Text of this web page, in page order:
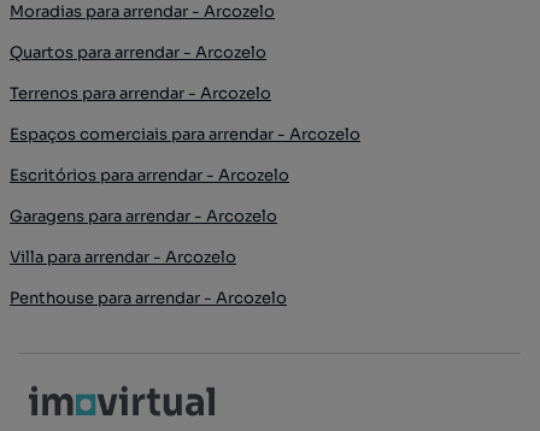
Moradias para arrendar - Arcozelo
Quartos para arrendar - Arcozelo
Terrenos para arrendar - Arcozelo
Espaços comerciais para arrendar - Arcozelo
Escritórios para arrendar - Arcozelo
Garagens para arrendar - Arcozelo
Villa para arrendar - Arcozelo
Penthouse para arrendar - Arcozelo